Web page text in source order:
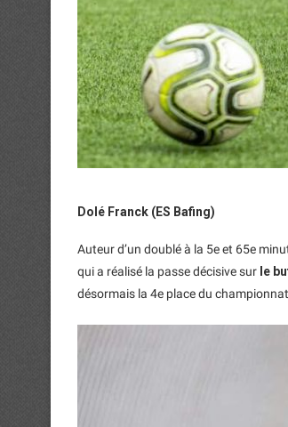
Dolé Franck (ES Bafing)
Auteur d’un doublé à la 5e et 65e
qui a réalisé la passe décisive sur le
désormais la 4e place du